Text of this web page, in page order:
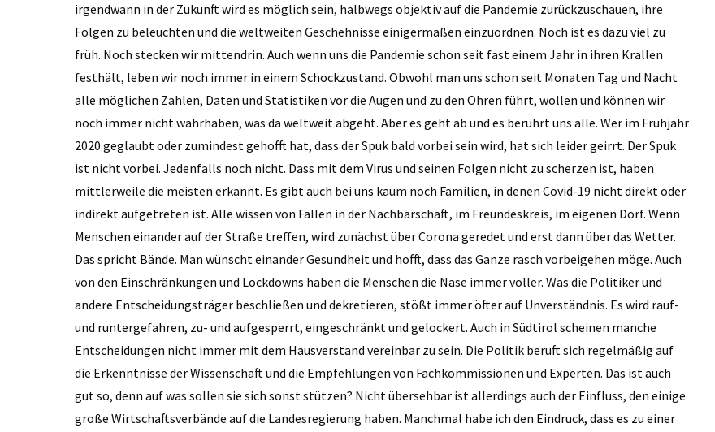
irgendwann in der Zukunft wird es möglich sein, halbwegs objektiv auf die Pandemie zurückzuschauen, ihre
Folgen zu beleuchten und die weltweiten Geschehnisse einigermaßen einzuordnen. Noch ist es dazu viel zu
früh. Noch stecken wir mittendrin. Auch wenn uns die Pandemie schon seit fast einem Jahr in ihren Krallen
festhält, leben wir noch immer in einem Schockzustand. Obwohl man uns schon seit Monaten Tag und Nacht
alle möglichen Zahlen, Daten und Statistiken vor die Augen und zu den Ohren führt, wollen und können wir
noch immer nicht wahrhaben, was da weltweit abgeht. Aber es geht ab und es berührt uns alle. Wer im Frühjahr
2020 geglaubt oder zumindest gehofft hat, dass der Spuk bald vorbei sein wird, hat sich leider geirrt. Der Spuk
ist nicht vorbei. Jedenfalls noch nicht. Dass mit dem Virus und seinen Folgen nicht zu scherzen ist, haben
mittlerweile die meisten erkannt. Es gibt auch bei uns kaum noch Familien, in denen Covid-19 nicht direkt oder
indirekt aufgetreten ist. Alle wissen von Fällen in der Nachbarschaft, im Freundeskreis, im eigenen Dorf. Wenn
Menschen einander auf der Straße treffen, wird zunächst über Corona geredet und erst dann über das Wetter.
Das spricht Bände. Man wünscht einander Gesundheit und hofft, dass das Ganze rasch vorbeigehen möge. Auch
von den Einschränkungen und Lockdowns haben die Menschen die Nase immer voller. Was die Politiker und
andere Entscheidungsträger beschließen und dekretieren, stößt immer öfter auf Unverständnis. Es wird rauf-
und runtergefahren, zu- und aufgesperrt, eingeschränkt und gelockert. Auch in Südtirol scheinen manche
Entscheidungen nicht immer mit dem Hausverstand vereinbar zu sein. Die Politik beruft sich regelmäßig auf
die Erkenntnisse der Wissenschaft und die Empfehlungen von Fachkommissionen und Experten. Das ist auch
gut so, denn auf was sollen sie sich sonst stützen? Nicht übersehbar ist allerdings auch der Einfluss, den einige
große Wirtschaftsverbände auf die Landesregierung haben. Manchmal habe ich den Eindruck, dass es zu einer